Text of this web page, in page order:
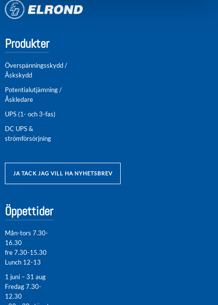
Produkter
Överspänningsskydd /
Åskskydd
Potentialutjämning /
Åskledare
UPS (1- och 3-fas)
DC UPS &
strömförsörjning
JA TACK JAG VILL HA NYHETSBREV
Öppettider
Mån-tors 7.30-
16.30
fre 7.30-15.30
Lunch 12-13
1 juni – 31 aug
Fredag 7.30-
12.30